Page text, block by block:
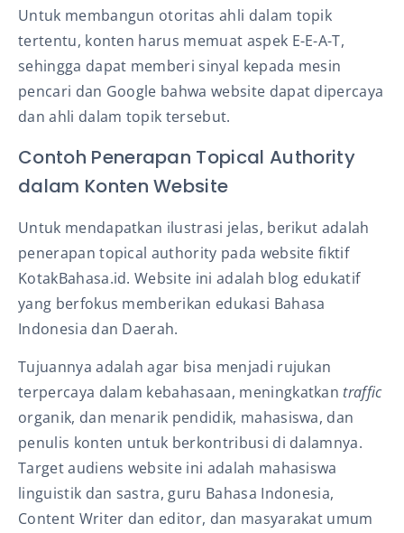
Untuk membangun otoritas ahli dalam topik
tertentu, konten harus memuat aspek E-E-A-T,
sehingga dapat memberi sinyal kepada mesin
pencari dan Google bahwa website dapat dipercaya
dan ahli dalam topik tersebut.
Contoh Penerapan Topical Authority
dalam Konten Website
Untuk mendapatkan ilustrasi jelas, berikut adalah
penerapan topical authority pada website fiktif
KotakBahasa.id. Website ini adalah blog edukatif
yang berfokus memberikan edukasi Bahasa
Indonesia dan Daerah.
Tujuannya adalah agar bisa menjadi rujukan
terpercaya dalam kebahasaan, meningkatkan traffic
organik, dan menarik pendidik, mahasiswa, dan
penulis konten untuk berkontribusi di dalamnya.
Target audiens website ini adalah mahasiswa
linguistik dan sastra, guru Bahasa Indonesia,
Content Writer dan editor, dan masyarakat umum